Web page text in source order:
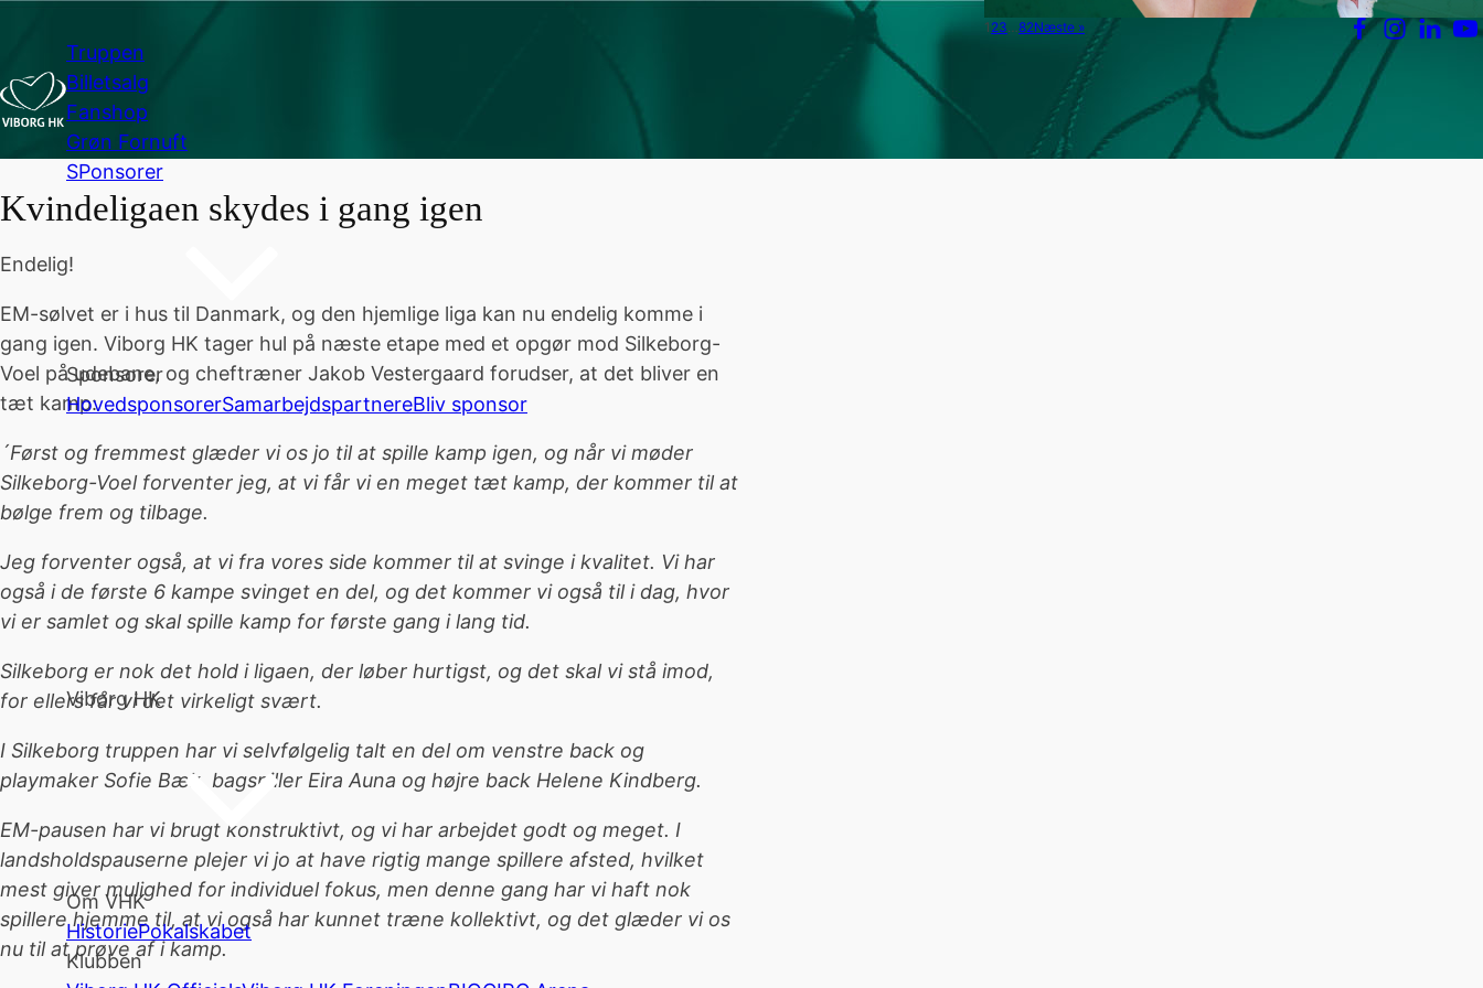
1 23…82Næste »
Truppen
Billetsalg
Fanshop
Grøn Fornuft
SPonsorer
Sponsorer
HovedsponsorerSamarbejdspartnereBliv sponsor
Viborg HK
Om VHK
HistoriePokalskabet
Klubben
Kvindeligaen skydes i gang igen
Endelig!
EM-sølvet er i hus til Danmark, og den hjemlige liga kan nu endelig komme i
gang igen. Viborg HK tager hul på næste etape med et opgør mod Silkeborg-
Voel på udebane, og cheftræner Jakob Vestergaard forudser, at det bliver en
tæt kamp:
´Først og fremmest glæder vi os jo til at spille kamp igen, og når vi møder
Silkeborg-Voel forventer jeg, at vi får vi en meget tæt kamp, der kommer til at
bølge frem og tilbage.
Jeg forventer også, at vi fra vores side kommer til at svinge i kvalitet. Vi har
også i de første 6 kampe svinget en del, og det kommer vi også til i dag, hvor
vi er samlet og skal spille kamp for første gang i lang tid.
Silkeborg er nok det hold i ligaen, der løber hurtigst, og det skal vi stå imod,
for ellers får vi det virkeligt svært.
I Silkeborg truppen har vi selvfølgelig talt en del om venstre back og
playmaker Sofie Bæk, bagspiller Eira Auna og højre back Helene Kindberg.
EM-pausen har vi brugt konstruktivt, og vi har arbejdet godt og meget. I
landsholdspauserne plejer vi jo at have rigtig mange spillere afsted, hvilket
mest giver mulighed for individuel fokus, men denne gang har vi haft nok
spillere hjemme til, at vi også har kunnet træne kollektivt, og det glæder vi os
nu til at prøve af i kamp.